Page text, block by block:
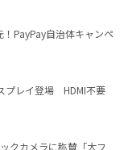
！PayPay自治体キャンペ
プレイ登場 HDMI不要
クカメラに称賛「大フ